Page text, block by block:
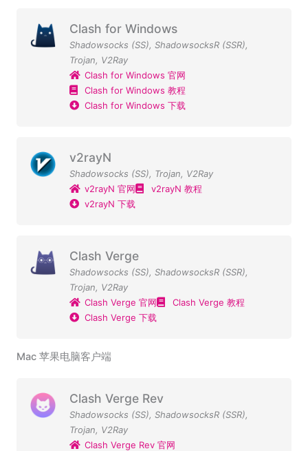
Clash for Windows
Shadowsocks (SS), ShadowsocksR (SSR),
Trojan, V2Ray
Clash for Windows 官网
Clash for Windows 教程
Clash for Windows 下载
v2rayN
Shadowsocks (SS), Trojan, V2Ray
v2rayN 官网
v2rayN 教程
v2rayN 下载
Clash Verge
Shadowsocks (SS), ShadowsocksR (SSR),
Trojan, V2Ray
Clash Verge 官网
Clash Verge 教程
Clash Verge 下载
Mac 苹果电脑客户端
Clash Verge Rev
Shadowsocks (SS), ShadowsocksR (SSR),
Trojan, V2Ray
Clash Verge Rev 官网